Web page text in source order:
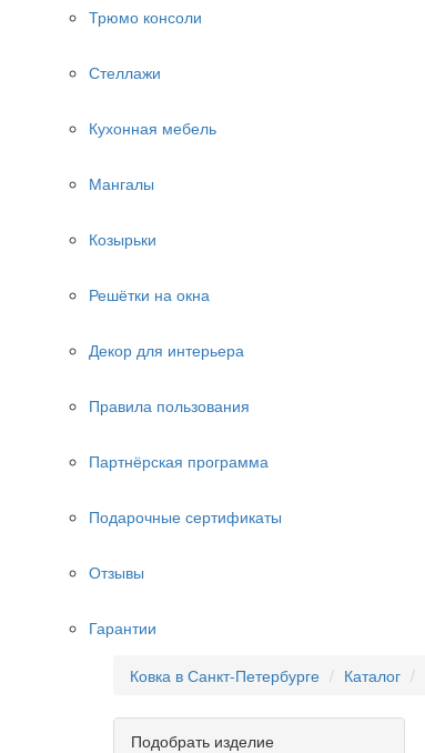
Трюмо консоли
Стеллажи
Кухонная мебель
Мангалы
Козырьки
Решётки на окна
Декор для интерьера
Правила пользования
Партнёрская программа
Подарочные сертификаты
Отзывы
Гарантии
Ковка в Санкт-Петербурге Каталог
Подобрать изделие